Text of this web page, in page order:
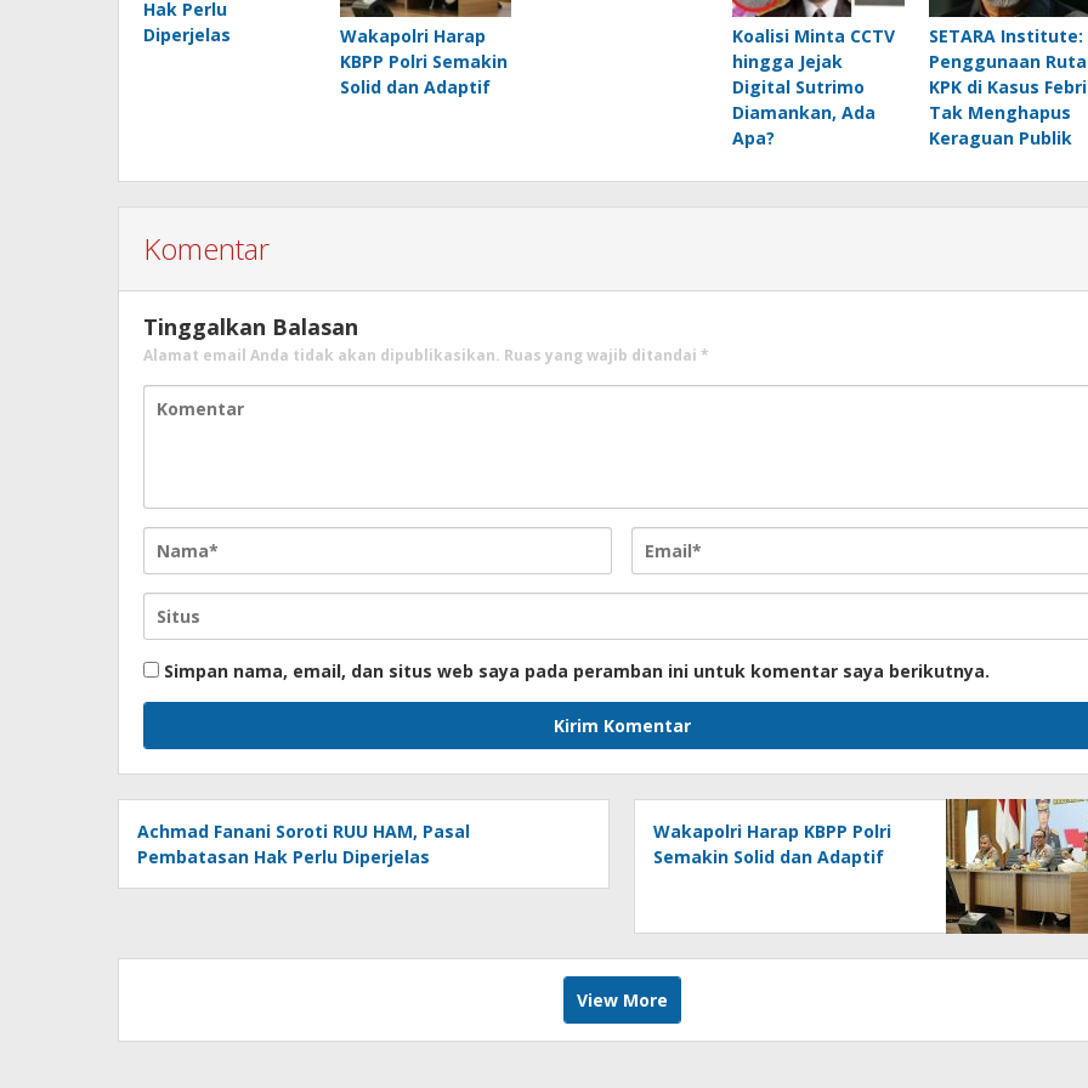
Hak Perlu
Diperjelas
Wakapolri Harap
KBPP Polri Semakin
Solid dan Adaptif
Koalisi Minta CCTV
hingga Jejak
Digital Sutrimo
Diamankan, Ada
Apa?
SETARA Institute:
Penggunaan
KPK di Kasus
Tak Menghapus
Keraguan Publik
Komentar
Tinggalkan Balasan
Alamat email Anda tidak akan dipublikasikan. Ruas yang wajib ditandai *
Simpan nama, email, dan situs web saya pada peramban ini untuk komentar saya berikutnya.
Achmad Fanani Soroti RUU HAM, Pasal
Pembatasan Hak Perlu Diperjelas
Wakapolri Harap KBPP Polri
Semakin Solid dan Adaptif
View More